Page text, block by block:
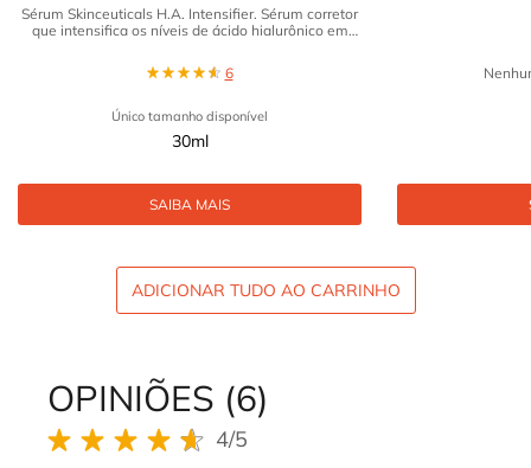
Sérum Skinceuticals H.A. Intensifier. Sérum corretor
que intensifica os níveis de ácido hialurônico em
6
Único tamanho disponível
30ml
SAIBA MAIS
ADICIONAR TUDO AO CARRINHO
OPINIÕES (6)
4 out of 5 stars. 4/5